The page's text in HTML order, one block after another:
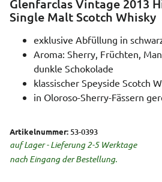
Glenfarclas Vintage 2013
Single Malt Scotch Whisky
exklusive Abfüllung in
Aroma: Sherry, Früchten,
dunkle Schokolade
klassischer Speyside Scotch
in Oloroso-Sherry-Fässern
Artikelnummer: 53-0393
auf Lager - Lieferung 2-5 Werktage
nach Eingang der Bestellung.